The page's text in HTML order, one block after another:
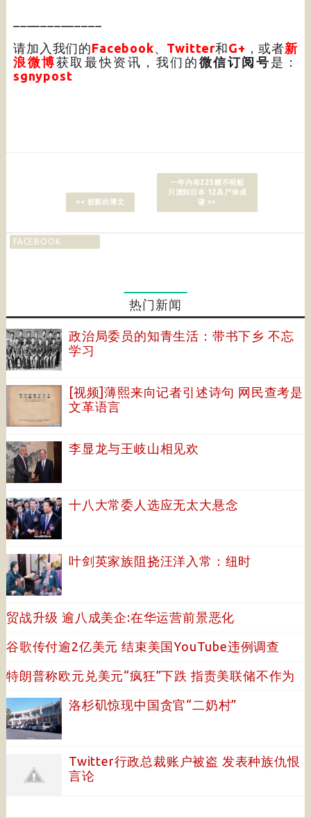
请加入我们的Facebook、 Twitter和G+ ，或者新
浪微博获取最快资讯，我们的 微信订阅号 是：
sgnypost
<< 较新的博文
一年内有225艘不明船
只漂到日本 12具尸体成
谜 >>
FACEBOOK
热门新闻
政治局委员的知青生活：带书下乡 不忘
学习
[视频]薄熙来向记者引述诗句 网民查考是
文革语言
李显龙与王岐山相见欢
十八大常委人选应无太大悬念
叶剑英家族阻挠汪洋入常：纽时
贸战升级 逾八成美企:在华运营前景恶化
谷歌传付逾2亿美元 结束美国YouTube违例调查
特朗普称欧元兑美元“疯狂”下跌 指责美联储不作为
洛杉矶惊现中国贪官“二奶村”
Twitter行政总裁账户被盗 发表种族仇恨
言论